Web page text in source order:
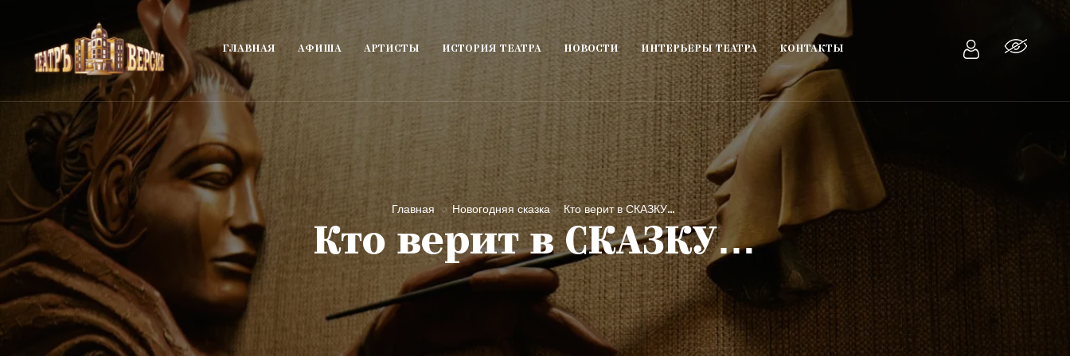
ГЛАВНАЯ АФИША АРТИСТЫ ИСТОРИЯ ТЕАТРА НОВОСТИ ИНТЕРЬЕРЫ ТЕАТРА КОНТАКТЫ
Главная Новогодняя сказка Кто верит в СКАЗКУ…
Кто верит в СКАЗКУ…